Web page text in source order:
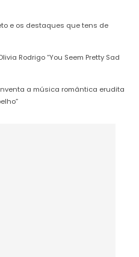
e os destaques que tens de
Rodrigo “You Seem Pretty Sad
a música romântica erudita